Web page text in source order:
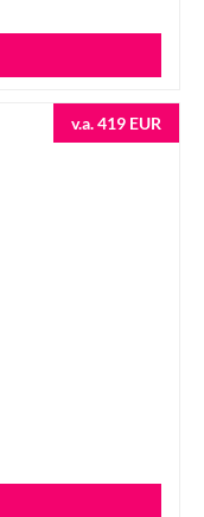
v.a. 419 EUR